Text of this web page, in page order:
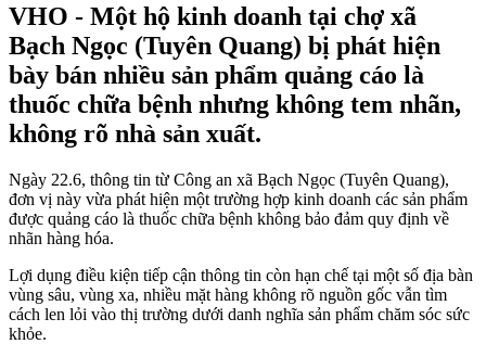
VHO - Một hộ kinh doanh tại chợ xã
Bạch Ngọc (Tuyên Quang) bị phát hiện
bày bán nhiều sản phẩm quảng cáo là
thuốc chữa bệnh nhưng không tem nhãn,
không rõ nhà sản xuất.
Ngày 22.6, thông tin từ Công an xã Bạch Ngọc (Tuyên Quang),
đơn vị này vừa phát hiện một trường hợp kinh doanh các sản phẩm
được quảng cáo là thuốc chữa bệnh không bảo đảm quy định về
nhãn hàng hóa.
Lợi dụng điều kiện tiếp cận thông tin còn hạn chế tại một số địa bàn
vùng sâu, vùng xa, nhiều mặt hàng không rõ nguồn gốc vẫn tìm
cách len lỏi vào thị trường dưới danh nghĩa sản phẩm chăm sóc sức
khỏe.